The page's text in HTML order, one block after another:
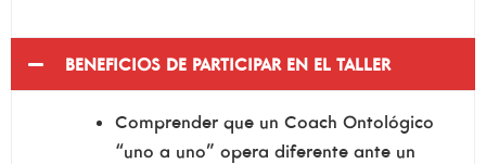
BENEFICIOS DE PARTICIPAR EN EL TALLER
Comprender que un Coach Ontológico
“uno a uno” opera diferente ante un